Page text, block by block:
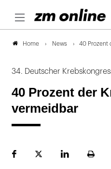
Home News 40 Prozent
34. Deutscher
40 Prozent der
vermeidbar
FacebookPlattformLinekdInSeite